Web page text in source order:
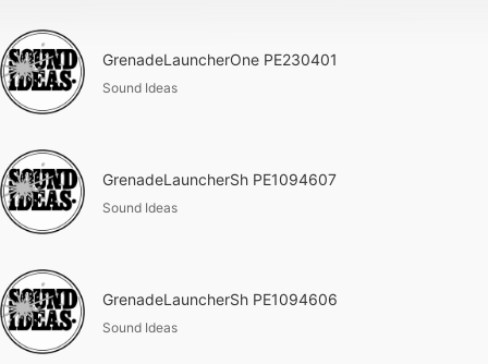
GrenadeLauncherOne PE230401
Sound Ideas
GrenadeLauncherSh PE1094607
Sound Ideas
GrenadeLauncherSh PE1094606
Sound Ideas